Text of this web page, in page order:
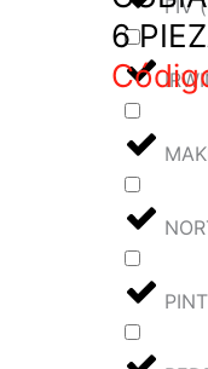
FIV(
6